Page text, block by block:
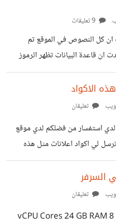
ان كل النصوص في الموقع تم
قاعدة البيانات تظهر الرموز
المشكلة ؟
https://suar.me/JV2nZ
الاكواد
تعليقان
استفسار من فضلكم لدي موقع
لي اكواد اعلانات مثل هذه
<ins class="dcmads"
السرفر
تعليقان
لدي سرفر بهذه المواصفات 8 vCPU Cores 24 GB RAM